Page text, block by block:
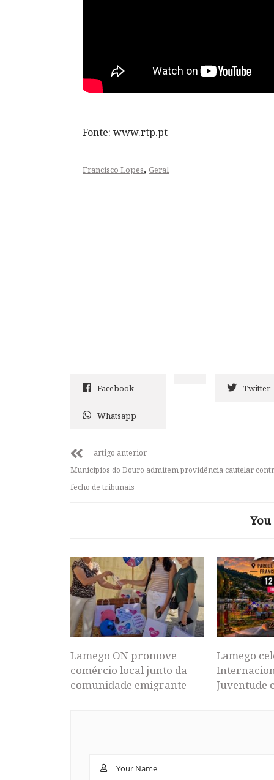
Fonte: www.rtp.pt
Francisco Lopes, Geral
Facebook Twitter
Whatsapp
artigo anterior
Municípios do Douro admitem providência cautelar
fecho de tribunais
Lamego ON promove
comércio local junto da
comunidade emigrante
Lamego
Juventude